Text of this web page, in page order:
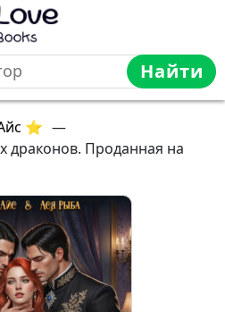
Найти
⭐ —
драконов. Проданная на